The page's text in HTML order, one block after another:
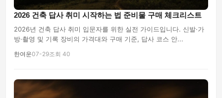
2026 건축 답사 취미 시작하는 법 준비물 구매 체크리스트
2026년 건축 답사 취미 입문자를 위한 실전 가이드입니다. 신발·가
방·촬영 및 기록 장비의 가격대와 구매 기준, 답사 코스 안...
한여운07-29조회 40